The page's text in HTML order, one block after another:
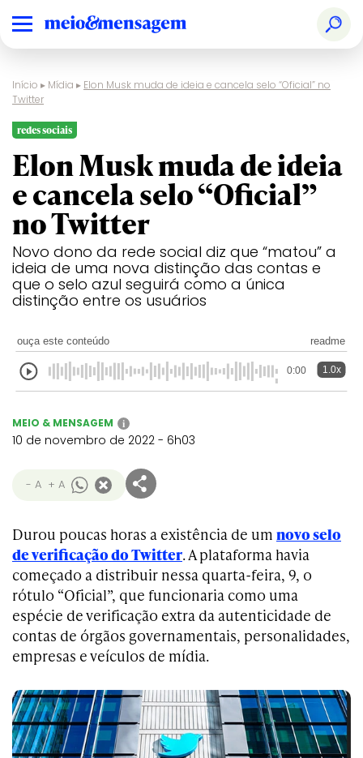
Início ▸ Mídia ▸ Elon Musk muda de ideia e cancela selo “Oficial” no
Twitter
redes sociais
Elon Musk muda de ideia
e cancela selo “Oficial”
no Twitter
Novo dono da rede social diz que “matou” a
ideia de uma nova distinção das contas e
que o selo azul seguirá como a única
distinção entre os usuários
ouça este conteúdo readme
0:00 1.0x
MEIO & MENSAGEM i
10 de novembro de 2022 - 6h03
- A + A
Durou poucas horas a existência de um novo selo
de verificação do Twitter. A plataforma havia
começado a distribuir nessa quarta-feira, 9, o
rótulo “Oficial”, que funcionaria como uma
espécie de verificação extra da autenticidade de
contas de órgãos governamentais, personalidades,
empresas e veículos de mídia.